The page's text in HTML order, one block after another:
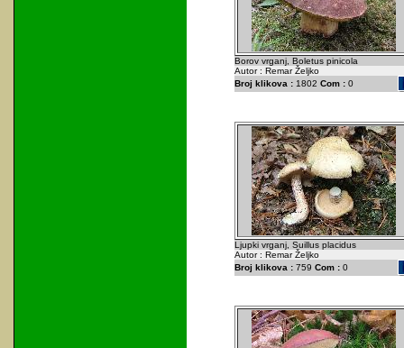
Borov vrganj, Boletus pinicola
Autor : Remar Željko
Broj klikova :1802 Com :0
Ljupki vrganj, Suillus placidus
Autor : Remar Željko
Broj klikova :759 Com :0